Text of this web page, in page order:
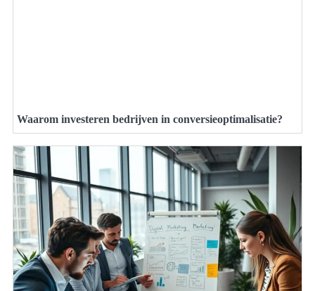
Waarom investeren bedrijven in conversieoptimalisatie?